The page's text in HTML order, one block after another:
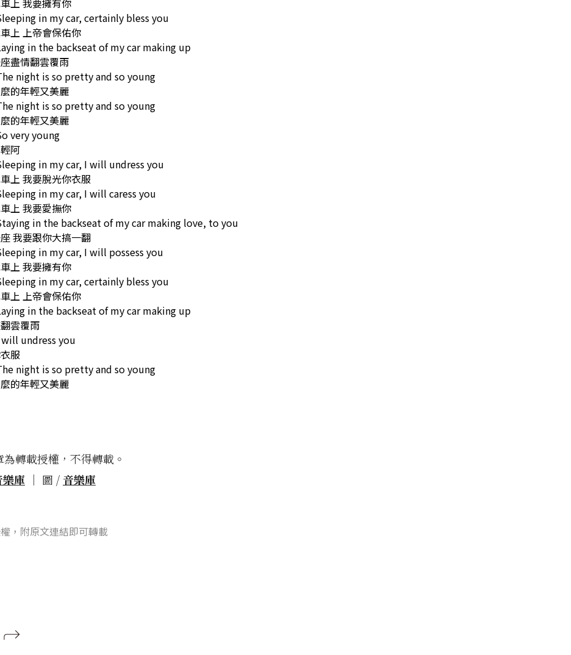
上 我要擁有你
in my car, certainly bless you
上 上帝會保佑你
in the backseat of my car making up
盡情翻雲覆雨
night is so pretty and so young
的年輕又美麗
night is so pretty and so young
的年輕又美麗
very young
阿
in my car, I will undress you
上 我要脫光你衣服
in my car, I will caress you
上 我要愛撫你
in the backseat of my car making love, to you
我要跟你大搞一翻
in my car, I will possess you
上 我要擁有你
in my car, certainly bless you
上 上帝會保佑你
in the backseat of my car making up
雲覆雨
undress you
服
night is so pretty and so young
的年輕又美麗
為轉載授權，不得轉載。
樂庫 │ 圖 / 音樂庫
，附原文連結即可轉載